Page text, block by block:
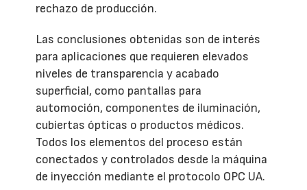
rechazo de producción.
Las conclusiones obtenidas son de interés
para aplicaciones que requieren elevados
niveles de transparencia y acabado
superficial, como pantallas para
automoción, componentes de iluminación,
cubiertas ópticas o productos médicos.
Todos los elementos del proceso están
conectados y controlados desde la máquina
de inyección mediante el protocolo OPC UA.